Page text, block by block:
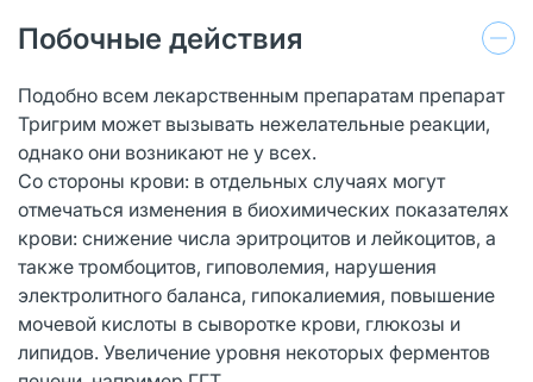
Побочные действия
Подобно всем лекарственным препаратам препарат
Тригрим может вызывать нежелательные реакции,
однако они возникают не у всех.
Со стороны крови: в отдельных случаях могут
отмечаться изменения в биохимических показателях
крови: снижение числа эритроцитов и лейкоцитов, а
также тромбоцитов, гиповолемия, нарушения
электролитного баланса, гипокалиемия, повышение
мочевой кислоты в сыворотке крови, глюкозы и
липидов. Увеличение уровня некоторых ферментов